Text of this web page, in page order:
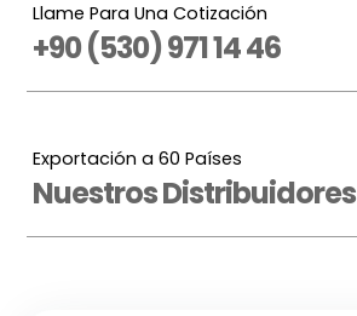
Llame Para Una Cotización
+90 (530) 971 14 46
Exportación a 60 Países
Nuestros Distribuidores